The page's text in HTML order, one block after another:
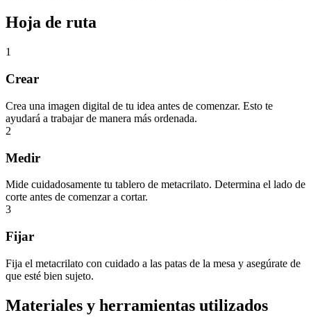
Hoja de ruta
1
Crear
Crea una imagen digital de tu idea antes de comenzar. Esto te
ayudará a trabajar de manera más ordenada.
2
Medir
Mide cuidadosamente tu tablero de metacrilato. Determina el lado de
corte antes de comenzar a cortar.
3
Fijar
Fija el metacrilato con cuidado a las patas de la mesa y asegúrate de
que esté bien sujeto.
Materiales y herramientas utilizados